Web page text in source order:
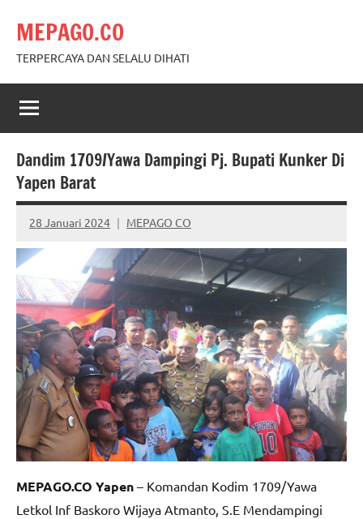
content
MEPAGO.CO
TERPERCAYA DAN SELALU DIHATI
Dandim 1709/Yawa Dampingi Pj. Bupati Kunker Di
Yapen Barat
28 Januari 2024 MEPAGO CO
No
comments
MEPAGO.CO Yapen – Komandan Kodim 1709/Yawa
Letkol Inf Baskoro Wijaya Atmanto, S.E Mendampingi